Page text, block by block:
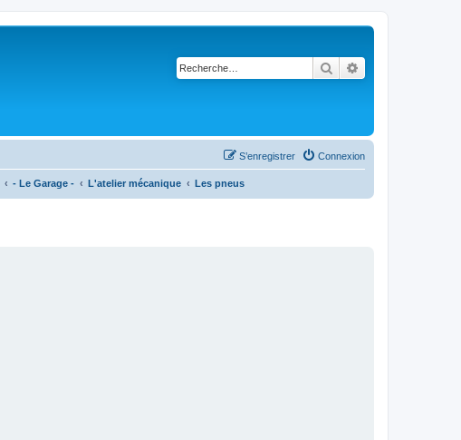
Rechercher
Connexion
S’enregistrer
- Le Garage - L'atelier mécanique Les pneus